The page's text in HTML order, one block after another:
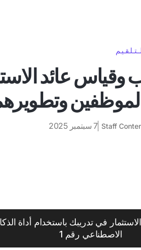
عائد
Staff 7 سبتمبر 2025
في تدريبك باستخدام أداة
الاصطناعي رقم 1